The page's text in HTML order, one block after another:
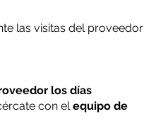
las visitas del proveedor
los días
con elequipo de